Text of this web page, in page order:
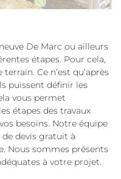
De Marc ou ailleurs
étapes. Pour cela,
Ce n’est qu’après
puissent définir les
vous permet
étapes des travaux
besoins. Notre équipe
devis gratuit à
Nous sommes présents
à votre projet.